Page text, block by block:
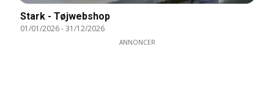
Stark - Tøjwebshop
01/01/2026-31/12/2026
ANNONCER